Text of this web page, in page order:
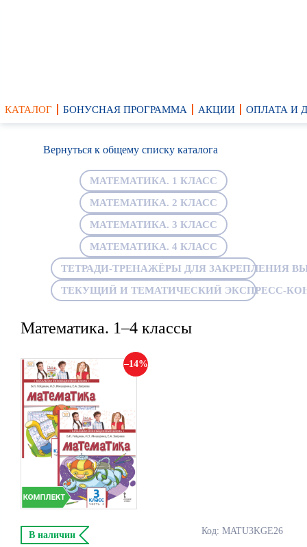
КАТАЛОГ БОНУСНАЯ ПРОГРАММА АКЦИИ ОПЛАТА И
Вернуться к общему списку каталога
МАТЕМАТИКА. 1 КЛАСС
МАТЕМАТИКА. 2 КЛАСС
МАТЕМАТИКА. 3 КЛАСС
МАТЕМАТИКА. 4 КЛАСС
ТЕТРАДИ-ТРЕНАЖЁРЫ ДЛЯ ЗАКРЕПЛЕНИЯ
ТЕКУЩИЙ И ТЕМАТИЧЕСКИЙ ЭКСПРЕСС-
Математика. 1–4 классы
14
Код: MATU3KGE26
В наличии